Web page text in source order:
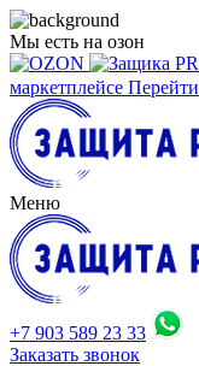
Мы есть на озон
маркетплейсе Перейти
Меню
+7 903 589 23 33
Заказать звонок